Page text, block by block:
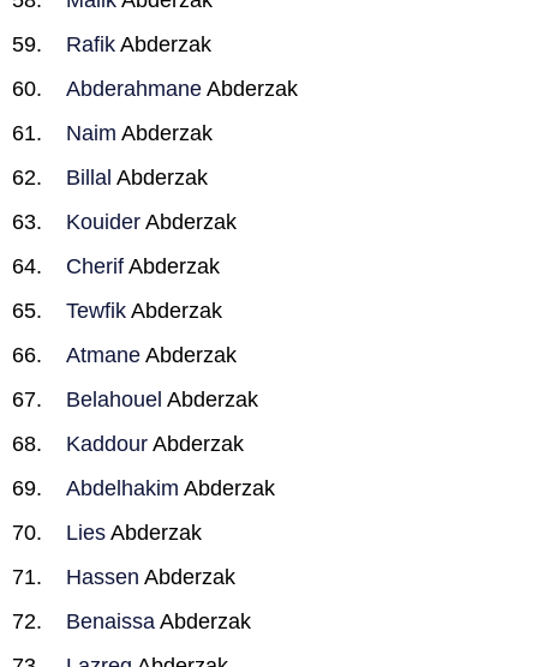
Rafik Abderzak
Abderahmane Abderzak
Naim Abderzak
Billal Abderzak
Kouider Abderzak
Cherif Abderzak
Tewfik Abderzak
Atmane Abderzak
Belahouel Abderzak
Kaddour Abderzak
Abdelhakim Abderzak
Lies Abderzak
Hassen Abderzak
Benaissa Abderzak